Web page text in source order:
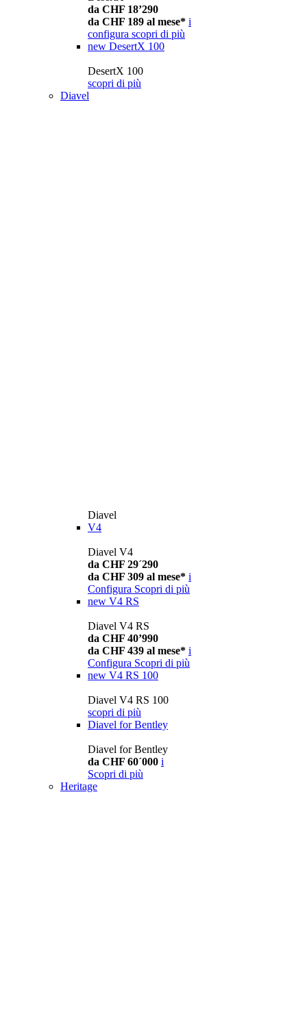
da CHF 18’290
da CHF 189 al mese* i
configura scopri di più
new DesertX 100
DesertX 100
scopri di più
Diavel
Diavel
V4
Diavel V4
da CHF 29´290
da CHF 309 al mese* i
Configura Scopri di più
new V4 RS
Diavel V4 RS
da CHF 40’990
da CHF 439 al mese* i
Configura Scopri di più
new V4 RS 100
Diavel V4 RS 100
scopri di più
Diavel for Bentley
Diavel for Bentley
da CHF 60´000 i
Scopri di più
Heritage